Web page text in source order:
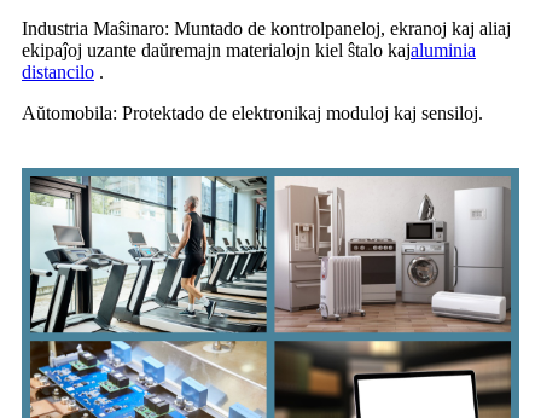
Industria Maŝinaro: Muntado de kontrolpaneloj, ekranoj kaj aliaj
ekipaĵoj uzante daŭremajn materialojn kiel ŝtalo kajaluminia
distancilo .
Aŭtomobila: Protektado de elektronikaj moduloj kaj sensiloj.